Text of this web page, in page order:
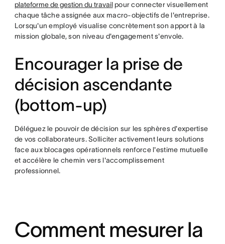
plateforme de gestion du travailpour connecter visuellement
chaque tâche assignée aux macro-objectifs de l'entreprise.
Lorsqu'un employé visualise concrètement son apport à la
mission globale, son niveau d'engagement s'envole.
Encourager la prise de
décision ascendante
(bottom-up)
Déléguez le pouvoir de décision sur les sphères d'expertise
de vos collaborateurs. Solliciter activement leurs solutions
face aux blocages opérationnels renforce l'estime mutuelle
et accélère le chemin vers l'accomplissement
professionnel.
Comment mesurer la